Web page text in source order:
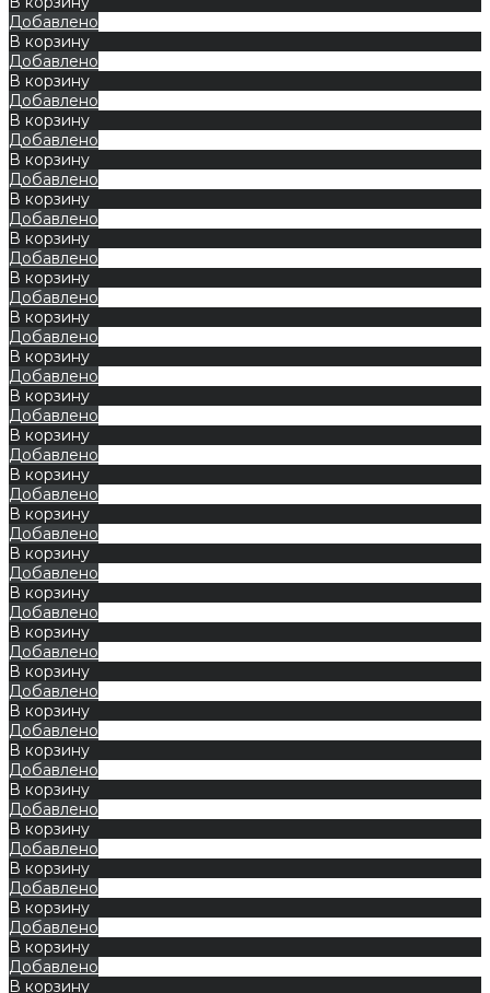
Добавлено
В корзину
Добавлено
В корзину
Добавлено
В корзину
Добавлено
В корзину
Добавлено
В корзину
Добавлено
В корзину
Добавлено
В корзину
Добавлено
В корзину
Добавлено
В корзину
Добавлено
В корзину
Добавлено
В корзину
Добавлено
В корзину
Добавлено
В корзину
Добавлено
В корзину
Добавлено
В корзину
Добавлено
В корзину
Добавлено
В корзину
Добавлено
В корзину
Добавлено
В корзину
Добавлено
В корзину
Добавлено
В корзину
Добавлено
В корзину
Добавлено
В корзину
Добавлено
В корзину
Добавлено
В корзину